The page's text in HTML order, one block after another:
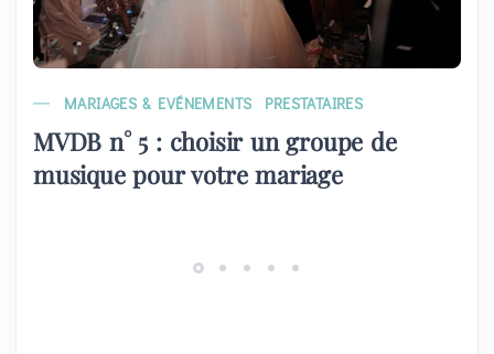
MARIAGES & EVÉNEMENTS PRESTATAIRES
MVDB n° 5 : choisir un groupe de
musique pour votre mariage